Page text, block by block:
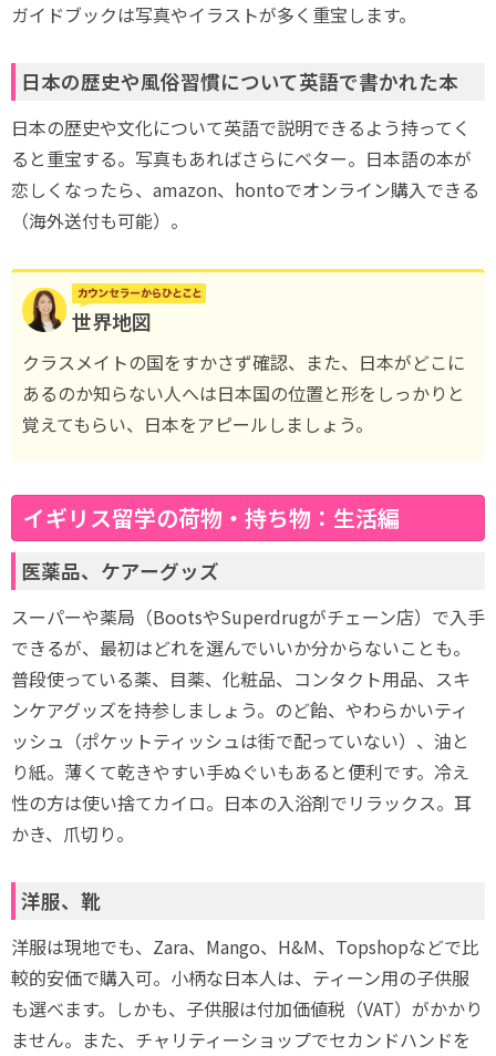
ガイドブックは写真やイラストが多く重宝します。
日本の歴史や風俗習慣について英語で書かれた本
日本の歴史や文化について英語で説明できるよう持ってく
ると重宝する。写真もあればさらにベター。日本語の本が
恋しくなったら、amazon、hontoでオンライン購入できる
（海外送付も可能）。
世界地図
クラスメイトの国をすかさず確認、また、日本がどこに
あるのか知らない人へは日本国の位置と形をしっかりと
覚えてもらい、日本をアピールしましょう。
イギリス留学の荷物・持ち物：生活編
医薬品、ケアーグッズ
スーパーや薬局（BootsやSuperdrugがチェーン店）で入手
できるが、最初はどれを選んでいいか分からないことも。
普段使っている薬、目薬、化粧品、コンタクト用品、スキ
ンケアグッズを持参しましょう。のど飴、やわらかいティ
ッシュ（ポケットティッシュは街で配っていない）、油と
り紙。薄くて乾きやすい手ぬぐいもあると便利です。冷え
性の方は使い捨てカイロ。日本の入浴剤でリラックス。耳
かき、爪切り。
洋服、靴
洋服は現地でも、Zara、Mango、H&M、Topshopなどで比
較的安価で購入可。小柄な日本人は、ティーン用の子供服
も選べます。しかも、子供服は付加価値税（VAT）がかかり
ません。また、チャリティーショップでセカンドハンドを